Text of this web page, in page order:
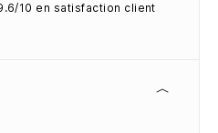
10 en satisfaction client